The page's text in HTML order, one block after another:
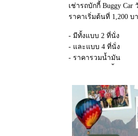
เช่ารถบักกี้ Buggy Car
ราคาเริ่มต้นที่ 1,200 บ
- มีทั้งแบบ 2 ที่นั่ง
- และแบบ 4 ที่นั่ง
- ราคารวมน้ำมัน